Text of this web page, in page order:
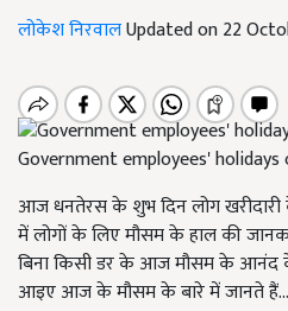
लोकेश निरवालUpdated on 22
Government employees'
आज धनतेरस के शुभ दिन लोग खरीदारी
में लोगों के लिए मौसम के हाल की
बिना किसी डर के आज मौसम के आनंद
आइए आज के मौसम के बारे में जानते हैं...